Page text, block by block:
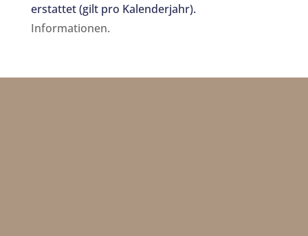
erstattet (gilt pro Kalenderjahr).
Informationen.